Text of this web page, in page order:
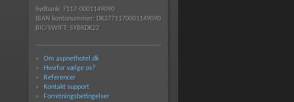
Sydbank: 7117-0001149090
IBAN kontonummer: DK3771170001149090
BIC/SWIFT: SYBKDK22
Om aspnethotel.dk
Hvorfor vælge os?
Referencer
Kontakt support
Forretningsbetingelser